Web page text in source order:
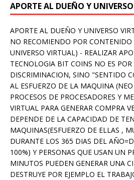
APORTE AL DUEÑO Y
APORTE AL DUEÑO Y UNIVERSO
NO RECOMIENDO POR
UNIVERSO VIRTUAL) - REALIZAR
TECNOLOGIA BIT COINS NO ES
DISCRIMINACION, SINO "SENTIDO
AL ESFUERZO DE LA MAQUINA
PROCESOS DE PROCESADORES Y
VIRTUAL PARA GENERAR COMPRA
DEPENDE DE LA CAPACIDAD DE
MAQUINAS(ESFUERZO DE ELLAS ,
DURANTE LOS 365 DIAS DEL
100%) Y PERSONAS QUE USAN UN
MINUTOS PUEDEN GENERAR UNA
DESTRUYE POR EJEMPLO EL